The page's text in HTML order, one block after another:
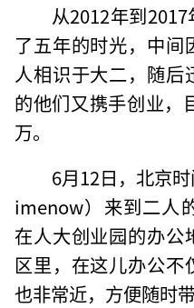
从2012年到
了五年的时光，中间
人相识于大二，随后
的他们又携手创业，
万。
6月12日，北京
imenow）来到二人
在人大创业园的办公
区里，在这儿办公不
也非常近，方便随时带